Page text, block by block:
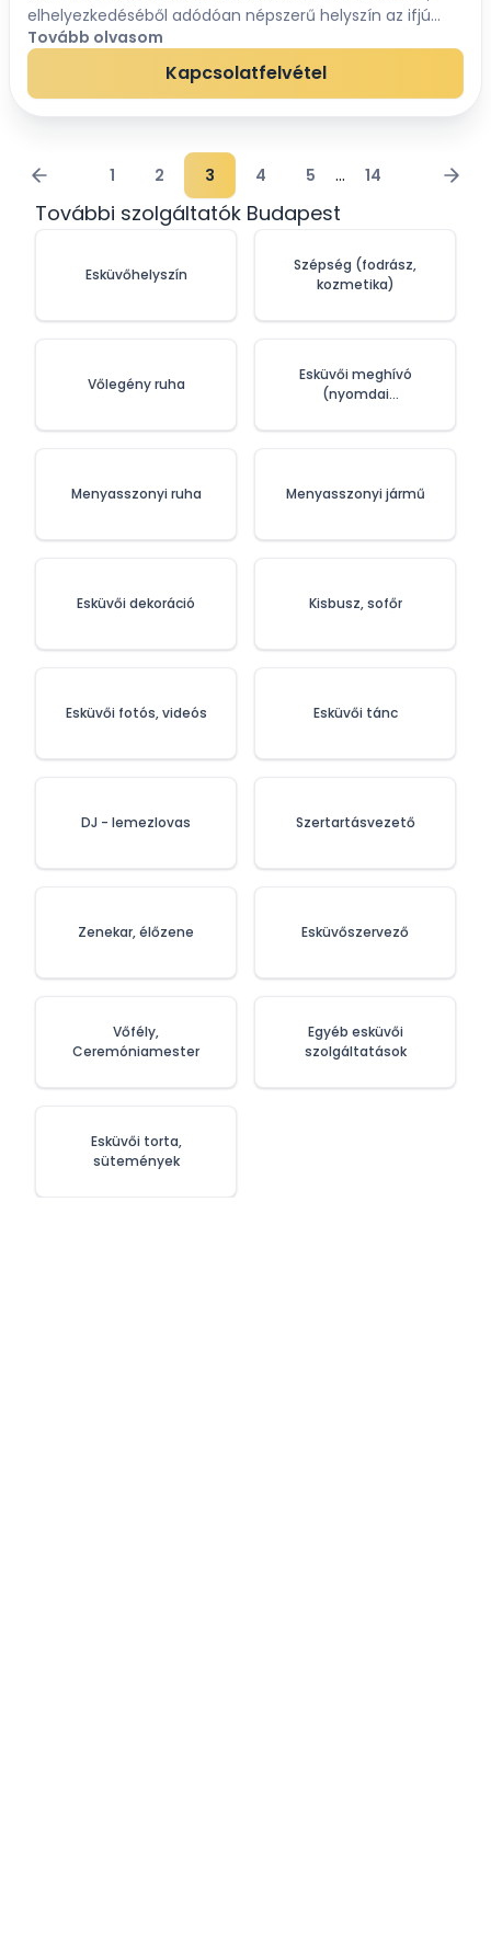
elhelyezkedéséből adódóan népszerű helyszín az ifjú
párok körében, hisz ár érték arányban a Római-part
egyik legszínvonalasabb és legkedvezőbb es...
Tovább olvasom
Kapcsolatfelvétel
1 2 3 4 5 ... 14
További szolgáltatók Budapest
Esküvőhelyszín
Vőlegény ruha
Menyasszonyi ruha
Esküvői dekoráció
Esküvői fotós, videós
DJ - lemezlovas
Zenekar, élőzene
Vőfély,
Ceremóniamester
Esküvői torta,
sütemények
Szépség (fodrász,
kozmetika)
Esküvői meghívó
(nyomdai
Menyasszonyi jármű
Kisbusz, sofőr
Esküvői tánc
Szertartásvezető
Esküvőszervező
Egyéb esküvői
szolgáltatások